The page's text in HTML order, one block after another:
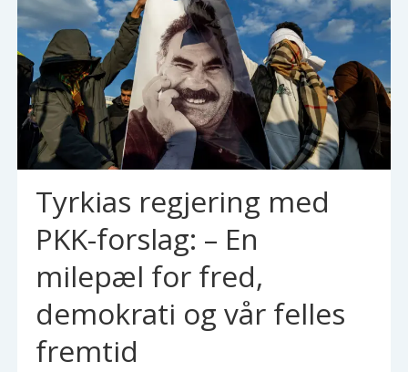
Tyrkias regjering med
PKK-forslag: – En
milepæl for fred,
demokrati og vår felles
fremtid